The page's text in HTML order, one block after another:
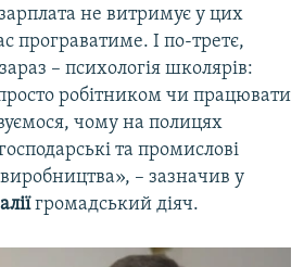
не витримує у цих
програватиме. І по-третє,
– психологія школярів:
робітником чи працювати
чому на полицях
та промислові
– зазначив у
громадський діяч.